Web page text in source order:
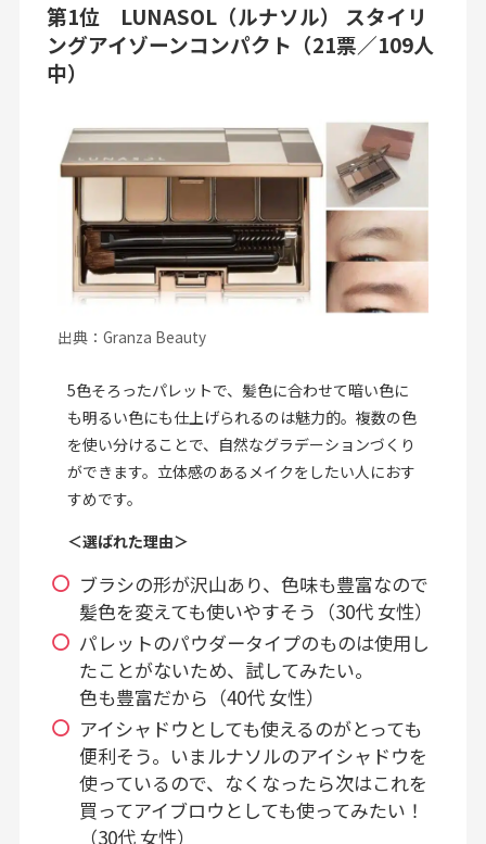
第1位 LUNASOL（ルナソル） スタイリ
ングアイゾーンコンパクト（21票／109人
中）
出典：Granza Beauty
5色そろったパレットで、髪色に合わせて暗い色に
も明るい色にも仕上げられるのは魅力的。複数の色
を使い分けることで、自然なグラデーションづくり
ができます。立体感のあるメイクをしたい人におす
すめです。
＜選ばれた理由＞
ブラシの形が沢山あり、色味も豊富なので
髪色を変えても使いやすそう（30代 女性）
パレットのパウダータイプのものは使用し
たことがないため、試してみたい。
色も豊富だから（40代 女性）
アイシャドウとしても使えるのがとっても
便利そう。いまルナソルのアイシャドウを
使っているので、なくなったら次はこれを
買ってアイブロウとしても使ってみたい！
（30代 女性）